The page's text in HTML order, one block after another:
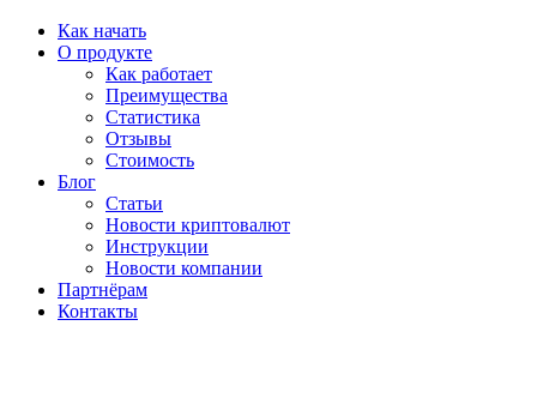
Как начать
О продукте
Как работает
Преимущества
Статистика
Отзывы
Стоимость
Блог
Статьи
Новости криптовалют
Инструкции
Новости компании
Партнёрам
Контакты